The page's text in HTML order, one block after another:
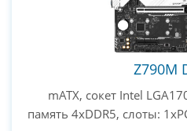
Z790M
mATX, сокет Intel
память 4xDDR5, слоты: